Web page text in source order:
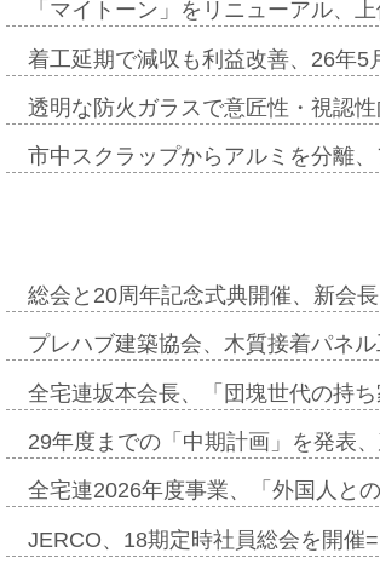
「マイトーン」をリニューアル、
着工延期で減収も利益改善、26年
透明な防火ガラスで意匠性・視認
市中スクラップからアルミを分離
総会と20周年記念式典開催、新会
プレハブ建築協会、木質接着パネ
全宅連坂本会長、「団塊世代の持
29年度までの「中期計画」を発表
全宅連2026年度事業、「外国人と
JERCO、18期定時社員総会を開